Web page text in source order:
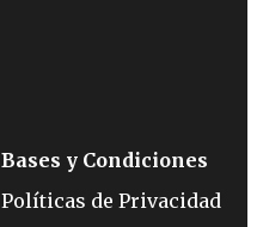
Bases y Condiciones
Políticas de Privacidad